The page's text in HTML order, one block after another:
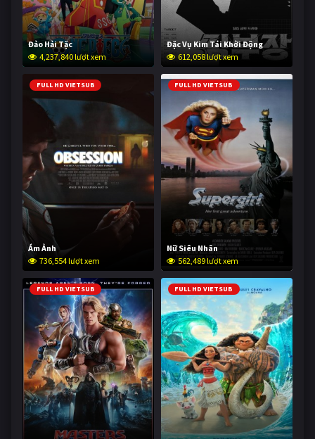
Đảo Hải Tặc
4,237,840 lượt xem
Đặc Vụ Kim Tái Khởi Động
612,058 lượt xem
FULL HD VIETSUB
Ám Ảnh
736,554 lượt xem
FULL HD VIETSUB
Nữ Siêu Nhân
562,489 lượt xem
FULL HD VIETSUB FULL HD VIETSUB